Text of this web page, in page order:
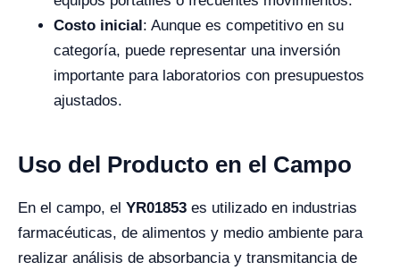
Costo inicial: Aunque es competitivo en su
categoría, puede representar una inversión
importante para laboratorios con presupuestos
ajustados.
Uso del Producto en el Campo
En el campo, el YR01853 es utilizado en industrias
farmacéuticas, de alimentos y medio ambiente para
realizar análisis de absorbancia y transmitancia de